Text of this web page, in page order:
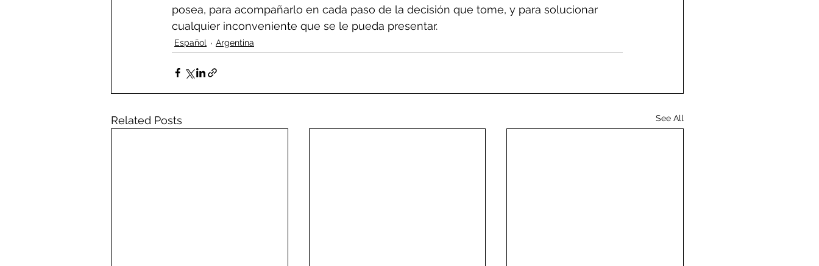
posea, para acompañarlo en cada paso de la decisión que tome, y para solucionar
cualquier inconveniente que se le pueda presentar.
Español Argentina
Related Posts See All